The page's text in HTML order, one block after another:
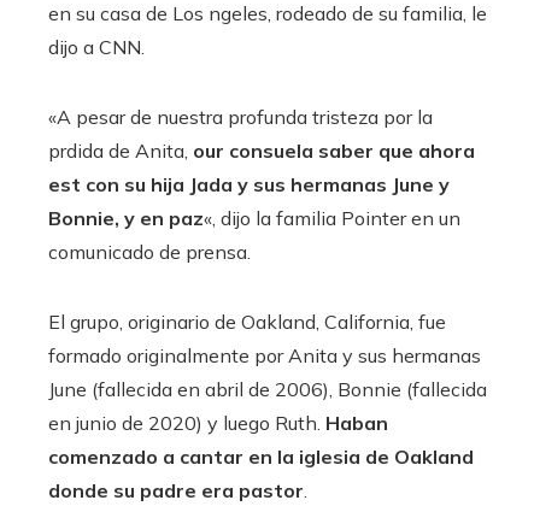
en su casa de Los ngeles, rodeado de su familia, le
dijo a CNN.
«A pesar de nuestra profunda tristeza por la
prdida de Anita, our consuela saber que ahora
est con su hija Jada y sus hermanas June y
Bonnie, y en paz«, dijo la familia Pointer en un
comunicado de prensa.
El grupo, originario de Oakland, California, fue
formado originalmente por Anita y sus hermanas
June (fallecida en abril de 2006), Bonnie (fallecida
en junio de 2020) y luego Ruth. Haban
comenzado a cantar en la iglesia de Oakland
donde su padre era pastor.